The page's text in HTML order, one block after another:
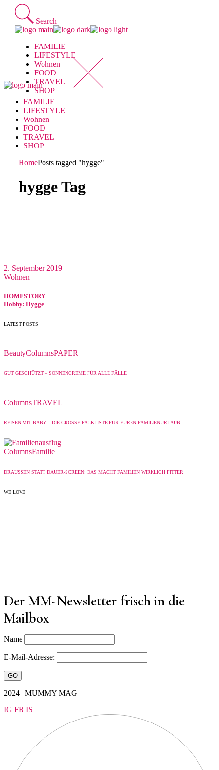
Skip
content
Search
FAMILIE
LIFESTYLE
Wohnen
FOOD
TRAVEL
SHOP
FAMILIE
LIFESTYLE
Wohnen
FOOD
TRAVEL
SHOP
HomePosts tagged "hygge"
hygge Tag
2. September 2019
Wohnen
HOMESTORY
Hobby: Hygge
LATEST POSTS
BeautyColumnsPAPER
GUT GESCHÜTZT – SONNENCREME FÜR ALLE FÄLLE
ColumnsTRAVEL
REISEN MIT BABY – DIE GROSSE PACKLISTE FÜR EUREN FAMILIENURLAUB
ColumnsFamilie
DRAUSSEN STATT DAUER-SCREEN: DAS MACHT FAMILIEN WIRKLICH FITTER
WE LOVE
Der MM-Newsletter frisch in die
Mailbox
Name
E-Mail-Adresse:
2024 | MUMMY MAG
IG FB IS